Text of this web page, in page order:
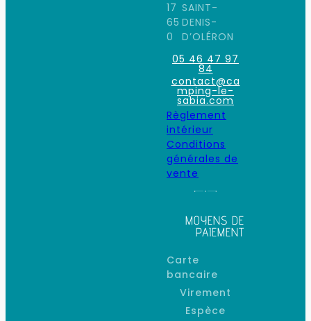
17
65
0
SAINT-
DENIS-
D’OLÉRON
05 46 47 97
84
contact@ca
mping-le-
sabia.com
Règlement
intérieur
Conditions
générales de
vente
MOYENS DE
PAIEMENT
Carte
bancaire
Virement
Espèce